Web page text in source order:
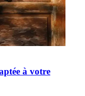
à votre